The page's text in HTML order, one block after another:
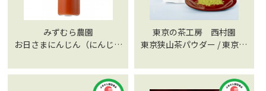
みずむら農園
お日さまにんじん（にんじん
東京の茶工房 西村園
東京狭山茶パウダー / 東京ほ